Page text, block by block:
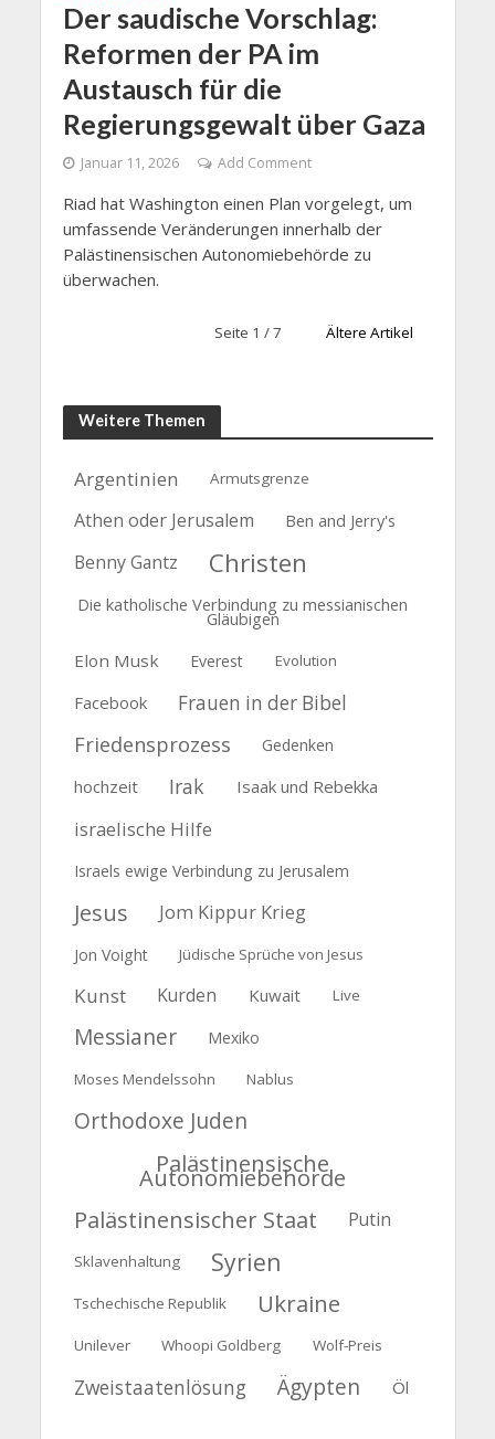
Der saudische Vorschlag:
Reformen der PA im
Austausch für die
Regierungsgewalt über Gaza
Januar 11, 2026 Add Comment
Riad hat Washington einen Plan vorgelegt, um
umfassende Veränderungen innerhalb der
Palästinensischen Autonomiebehörde zu
überwachen.
Seite 1 / 7 Ältere Artikel
Weitere Themen
Argentinien Armutsgrenze
Athen oder Jerusalem Ben and Jerry's
Benny Gantz Christen
Die katholische Verbindung zu messianischen
Gläubigen
Elon Musk
Everest Evolution
Facebook Frauen in der Bibel
Friedensprozess Gedenken
hochzeit Irak Isaak und Rebekka
israelische Hilfe
Israels ewige Verbindung zu Jerusalem
Jesus Jom Kippur Krieg
Jon Voight Jüdische Sprüche von Jesus
Kunst Kurden Kuwait Live
Messianer Mexiko
Moses Mendelssohn Nablus
Orthodoxe Juden
Palästinensische
Autonomiebehörde
Palästinensischer Staat
Putin
Sklavenhaltung Syrien
Tschechische Republik Ukraine
Unilever Whoopi Goldberg Wolf-Preis
Zweistaatenlösung Ägypten Öl